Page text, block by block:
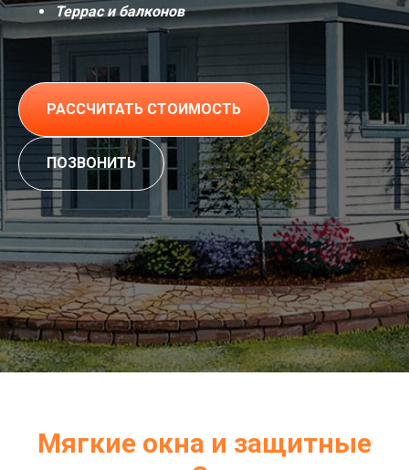
Террас и балконов
РАССЧИТАТЬ СТОИМОСТЬ
ПОЗВОНИТЬ
Мягкие окна и защитные